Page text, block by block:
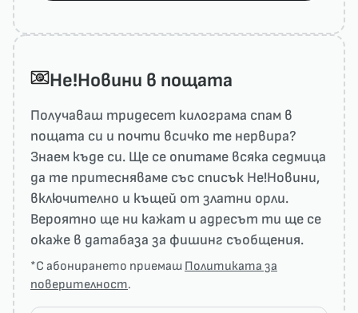
He!Новини в пощата
Получаваш тридесет килограма спам в
пощата си и почти всичко те нервира?
Знаем къде си. Ще се опитаме всяка седмица
да те притесняваме със списък He!Новини,
включително и къщей от златни орли.
Вероятно ще ни кажат и адресът ти ще се
окаже в датабаза за фишинг съобщения.
*С абонирането приемаш Политиката за
поверителност.